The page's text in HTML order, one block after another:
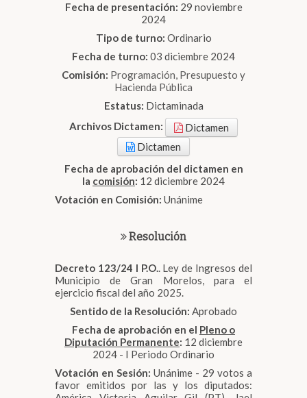
Fecha de presentación: 29 noviembre
2024
Tipo de turno: Ordinario
Fecha de turno: 03 diciembre 2024
Comisión: Programación, Presupuesto y
Hacienda Pública
Estatus: Dictaminada
Archivos Dictamen:
Dictamen
Dictamen
Fecha de aprobación del dictamen en
la comisión: 12 diciembre 2024
Votación en Comisión: Unánime
Resolución
Decreto 123/24 I P.O.. Ley de Ingresos del
Municipio de Gran Morelos, para el
ejercicio fiscal del año 2025.
Sentido de la Resolución: Aprobado
Fecha de aprobación en el Pleno o
Diputación Permanente: 12 diciembre
2024 - I Periodo Ordinario
Votación en Sesión: Unánime - 29 votos a
favor emitidos por las y los diputados: